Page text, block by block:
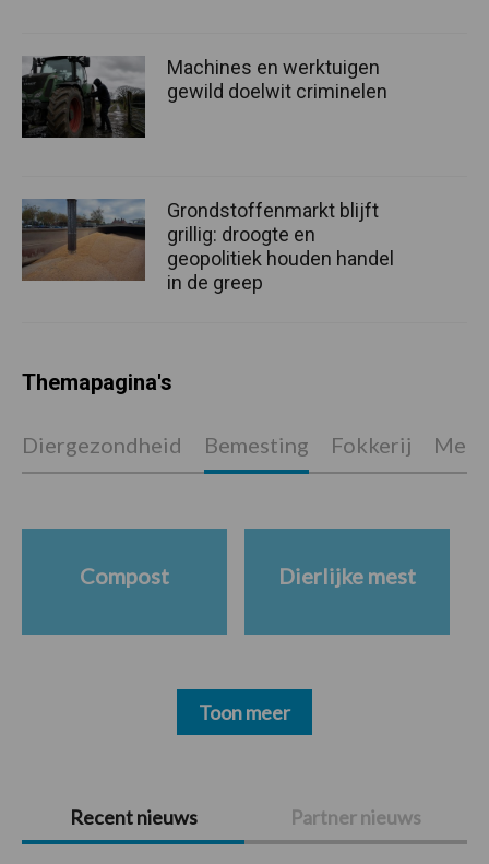
Primaire
Sidebar
Recent nieuws Partner nieuws
Machines en werktuigen
gewild doelwit criminelen
Grondstoffenmarkt blijft
grillig: droogte en
geopolitiek houden handel
in de greep
Themapagina's
Diergezondheid Bemesting Fokkerij
Compost Dierlijke mest
Toon meer